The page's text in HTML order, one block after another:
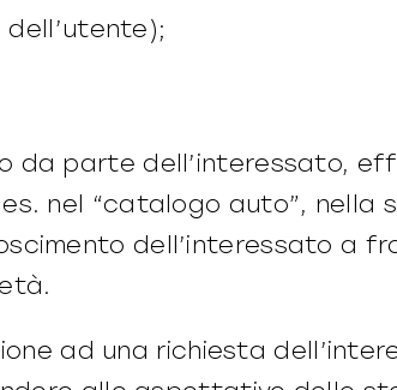
da parte dell’interessato,
nel “catalogo auto”, nella
dell’interessato a
ad una richiesta